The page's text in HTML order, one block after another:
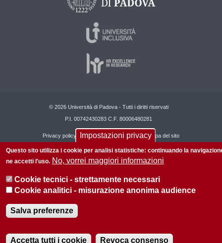
© 2026 Università di Padova - Tutti i diritti riservati
P.I. 00742430283 C.F. 80006480281
Privacy policy Informazioni sul sito Mappa del sito
Impostazioni privacy
Questo sito utilizza i cookie per analisi statistiche: continuando la
ne accetti l'uso. No, vorrei maggiori informazioni
Cookie tecnici - strettamente necessari
Cookie analitici - misurazione anonima audience
Salva preferenze
Accetta tutti i cookie Revoca consenso